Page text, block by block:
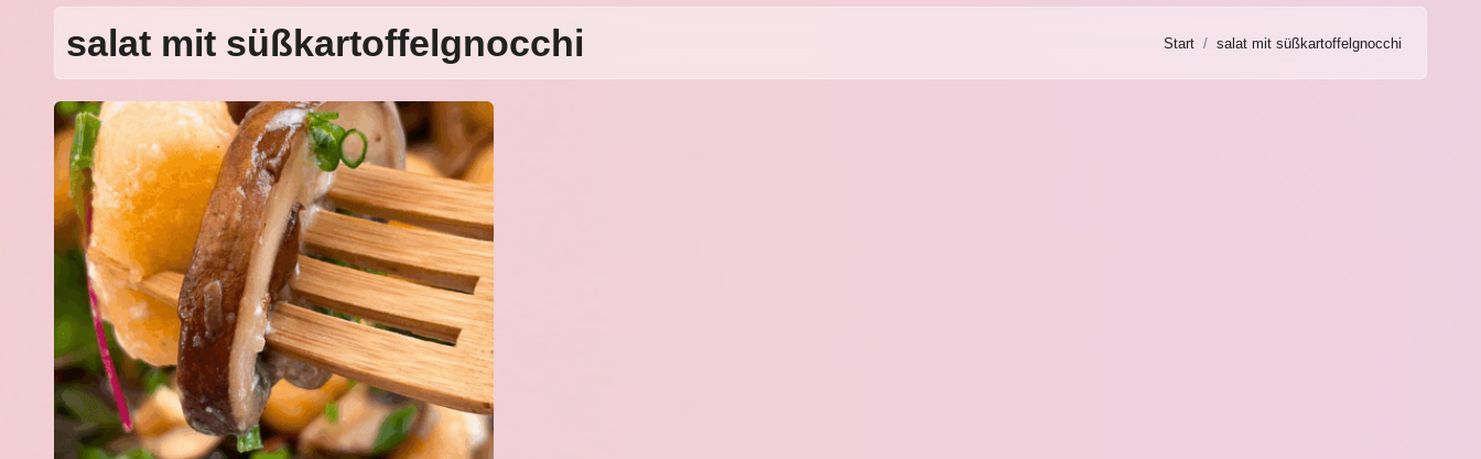
salat mit süßkartoffelgnocchi Start salat mit süßkartoffelgnocchi